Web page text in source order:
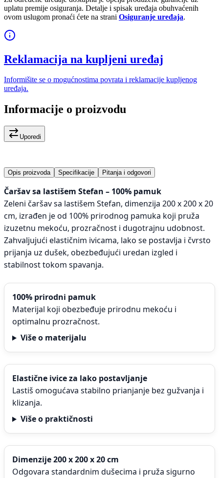
uplatu premije osiguranja. Detalje i spisak uređaja obuhvaćenih
ovom uslugom pronaći ćete na strani Osiguranje uređaja.
Reklamacija na kupljeni uređaj
Informišite se o mogućnostima povrata i reklamacije kupljenog
uređaja.
Informacije o proizvodu
Uporedi
Opis proizvoda Specifikacije Pitanja i odgovori
Čaršav sa lastišem Stefan – 100% pamuk
Zeleni čaršav sa lastišem Stefan, dimenzija 200 x 200 x 20
cm, izrađen je od 100% prirodnog pamuka koji pruža
izuzetnu mekoću, prozračnost i dugotrajnu udobnost.
Zahvaljujući elastičnim ivicama, lako se postavlja i čvrsto
prijanja uz dušek, obezbeđujući uredan izgled i
stabilnost tokom spavanja.
100% prirodni pamuk
Materijal koji obezbeđuje prirodnu mekoću i
optimalnu prozračnost.
Više o materijalu
Elastične ivice za lako postavljanje
Lastiš omogućava stabilno prianjanje bez gužvanja i
klizanja.
Više o praktičnosti
Dimenzije 200 x 200 x 20 cm
Odgovara standardnim dušecima i pruža sigurno